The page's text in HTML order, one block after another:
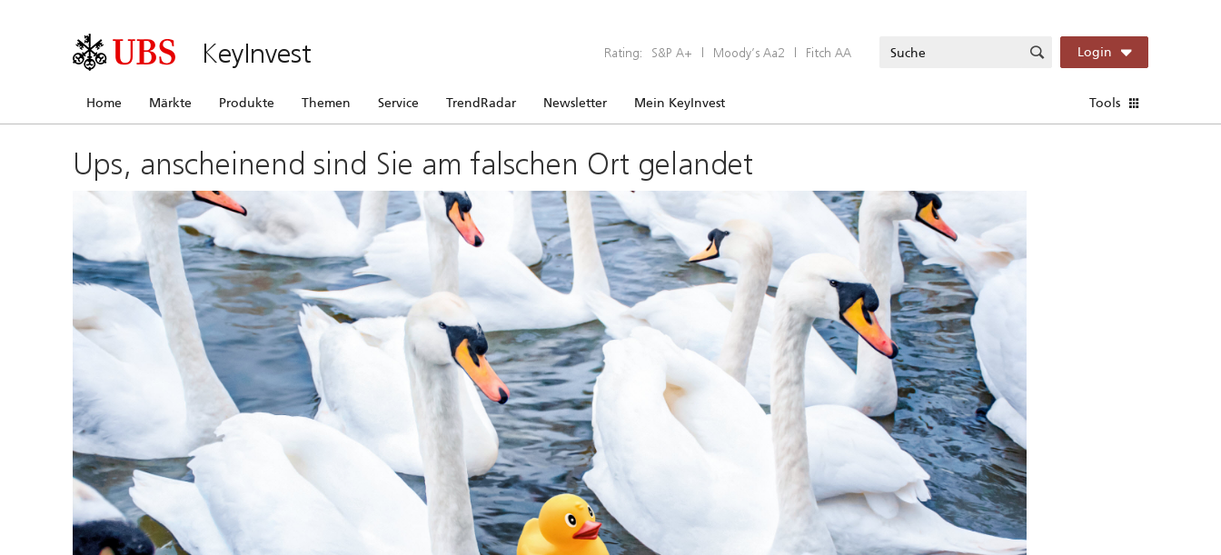
KeyInvest Rating: S&P A+ | Moody’s Aa2 | Fitch AA Login
Home Märkte Produkte Themen Service TrendRadar Newsletter Mein KeyInvest Tools
Ups, anscheinend sind Sie am falschen Ort gelandet